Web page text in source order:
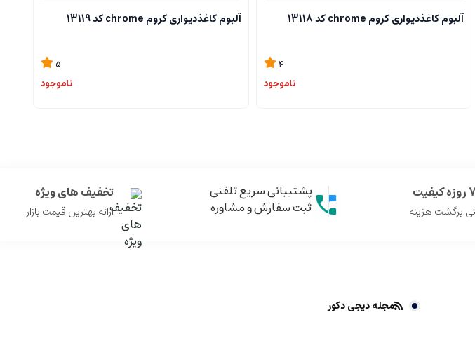
آلبوم کاغذدیواری کروم chrome کد 13118
4
ناموجود
آلبوم کاغذدیواری کروم chrome کد 13119
5
ناموجود
پشتیبانی سریع تلفنی
ثبت سفارش و مشاوره
تخفیف های ویژه
ارائه بهترین قیمت بازار
مجله دیجی دکور